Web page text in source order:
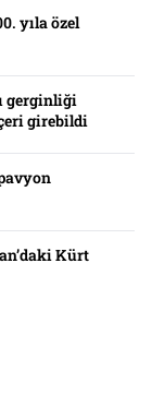
yıla özel
gerginliği
girebildi
Kürt